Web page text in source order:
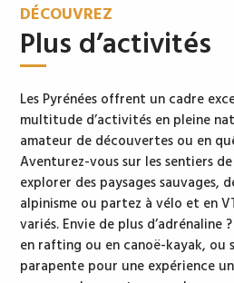
DÉCOUVREZ
Plus d’activités
Les Pyrénées offrent un cadre
multitude d’activités en pleine
amateur de découvertes ou en
Aventurez-vous sur les sentiers
explorer des paysages sauvages,
alpinisme ou partez à vélo et en
variés. Envie de plus d’adrénaline
en rafting ou en canoë-kayak, ou
parapente pour une expérience